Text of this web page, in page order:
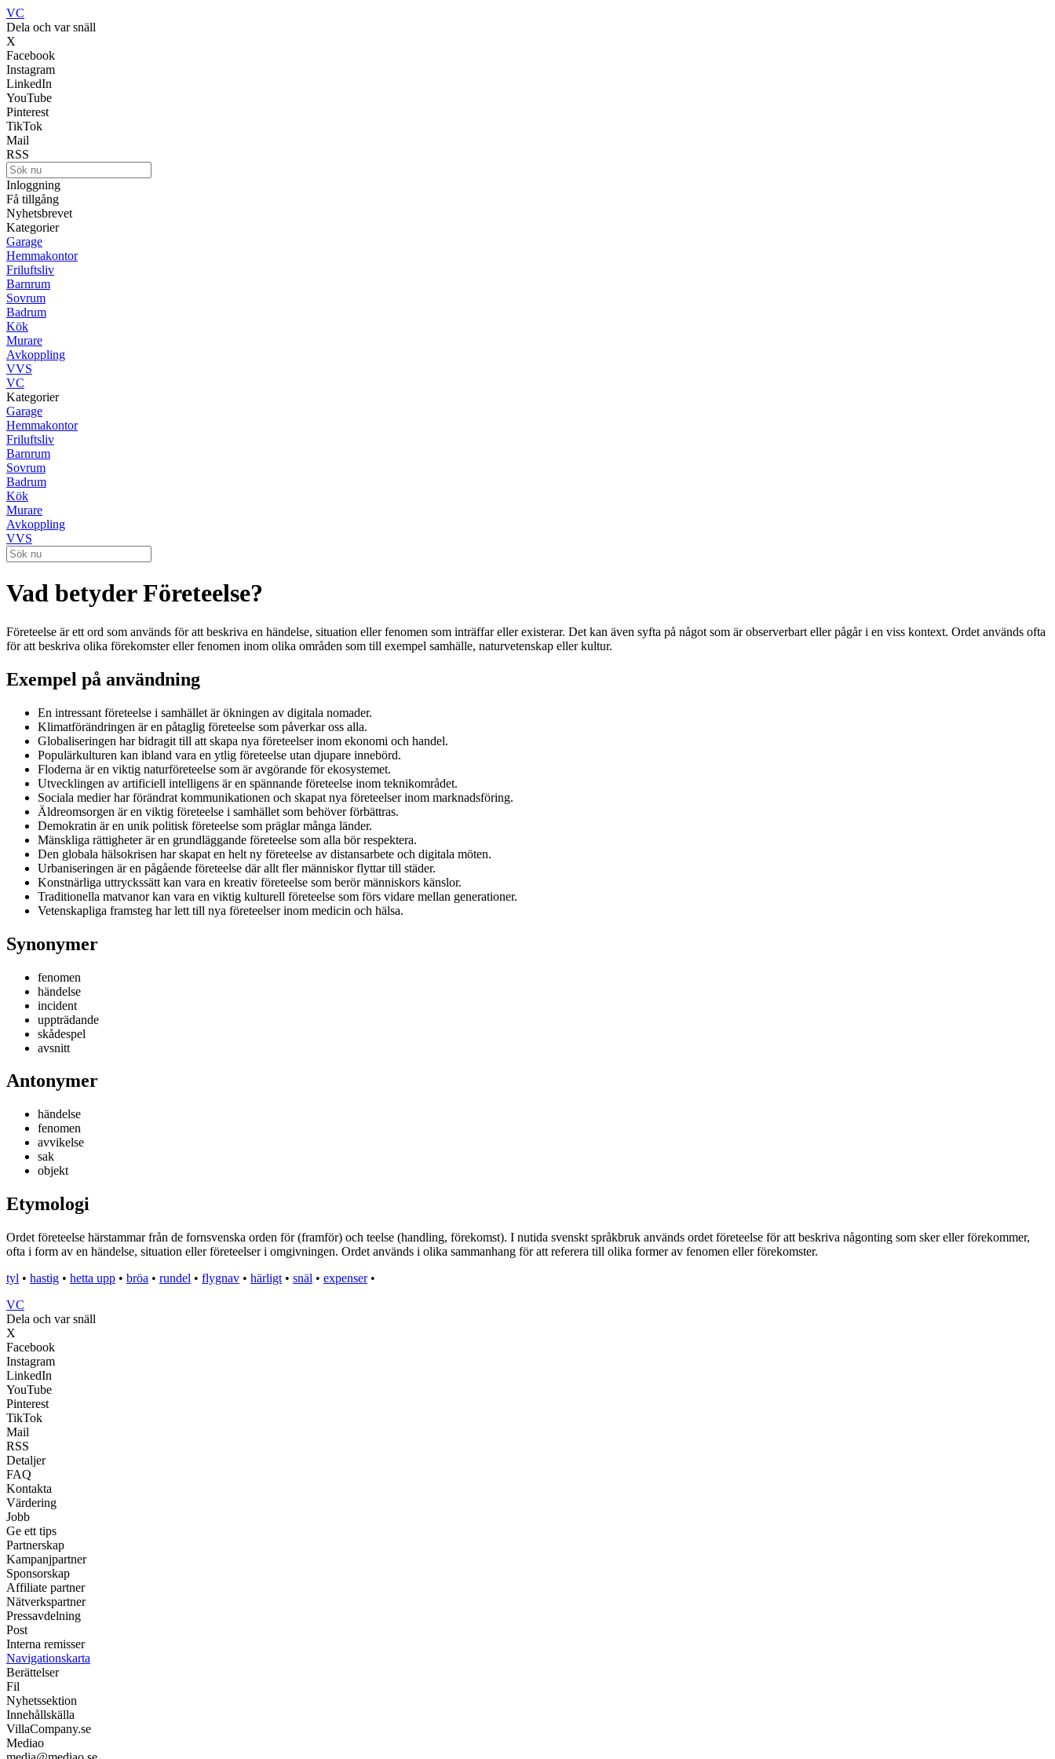
VC
Dela och var snäll
X
Facebook
Instagram
LinkedIn
YouTube
Pinterest
TikTok
Mail
RSS
Inloggning
Få tillgång
Nyhetsbrevet
Kategorier
Garage
Hemmakontor
Friluftsliv
Barnrum
Sovrum
Badrum
Kök
Murare
Avkoppling
VVS
VC
Kategorier
Garage
Hemmakontor
Friluftsliv
Barnrum
Sovrum
Badrum
Kök
Murare
Avkoppling
VVS
Vad betyder Företeelse?
Företeelse är ett ord som används för att beskriva en händelse, situation eller fenomen som inträffar eller existerar. Det kan även syfta på något som är observerbart eller pågår i en viss kontext. Ordet används ofta
för att beskriva olika förekomster eller fenomen inom olika områden som till exempel samhälle, naturvetenskap eller kultur.
Exempel på användning
En intressant företeelse i samhället är ökningen av digitala nomader.
Klimatförändringen är en påtaglig företeelse som påverkar oss alla.
Globaliseringen har bidragit till att skapa nya företeelser inom ekonomi och handel.
Populärkulturen kan ibland vara en ytlig företeelse utan djupare innebörd.
Floderna är en viktig naturföreteelse som är avgörande för ekosystemet.
Utvecklingen av artificiell intelligens är en spännande företeelse inom teknikområdet.
Sociala medier har förändrat kommunikationen och skapat nya företeelser inom marknadsföring.
Äldreomsorgen är en viktig företeelse i samhället som behöver förbättras.
Demokratin är en unik politisk företeelse som präglar många länder.
Mänskliga rättigheter är en grundläggande företeelse som alla bör respektera.
Den globala hälsokrisen har skapat en helt ny företeelse av distansarbete och digitala möten.
Urbaniseringen är en pågående företeelse där allt fler människor flyttar till städer.
Konstnärliga uttryckssätt kan vara en kreativ företeelse som berör människors känslor.
Traditionella matvanor kan vara en viktig kulturell företeelse som förs vidare mellan generationer.
Vetenskapliga framsteg har lett till nya företeelser inom medicin och hälsa.
Synonymer
fenomen
händelse
incident
uppträdande
skådespel
avsnitt
Antonymer
händelse
fenomen
avvikelse
sak
objekt
Etymologi
Ordet företeelse härstammar från de fornsvenska orden för (framför) och teelse (handling, förekomst). I nutida svenskt språkbruk används ordet företeelse för att beskriva någonting som sker eller förekommer,
ofta i form av en händelse, situation eller företeelser i omgivningen. Ordet används i olika sammanhang för att referera till olika former av fenomen eller förekomster.
tyl • hastig • hetta upp • bröa • rundel • flygnav • härligt • snäl • expenser•
VC
Dela och var snäll
X
Facebook
Instagram
LinkedIn
YouTube
Pinterest
TikTok
Mail
RSS
Detaljer
FAQ
Kontakta
Värdering
Jobb
Ge ett tips
Partnerskap
Kampanjpartner
Sponsorskap
Affiliate partner
Nätverkspartner
Pressavdelning
Post
Interna remisser
Navigationskarta
Berättelser
Fil
Nyhetssektion
Innehållskälla
VillaCompany.se
Mediao